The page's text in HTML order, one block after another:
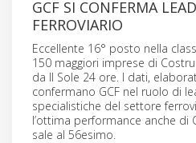
GCF SI CONFERMA
FERROVIARIO
Eccellente 16° posto nella
150 maggiori imprese di
da Il Sole 24 ore. I dati,
confermano GCF nel ruolo di
specialistiche del settore
l’ottima performance anche di
sale al 56esimo.